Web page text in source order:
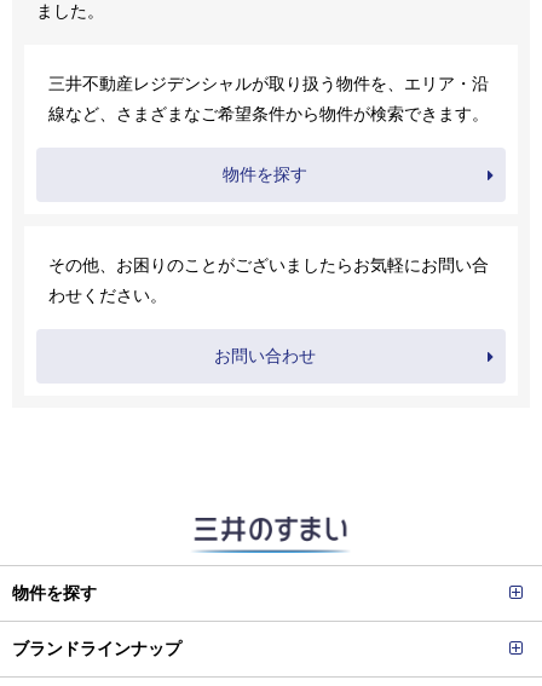
ました。
三井不動産レジデンシャルが取り扱う物件を、エリア・沿
線など、さまざまなご希望条件から物件が検索できます。
物件を探す
その他、お困りのことがございましたらお気軽にお問い合
わせください。
お問い合わせ
物件を探す
ブランドラインナップ